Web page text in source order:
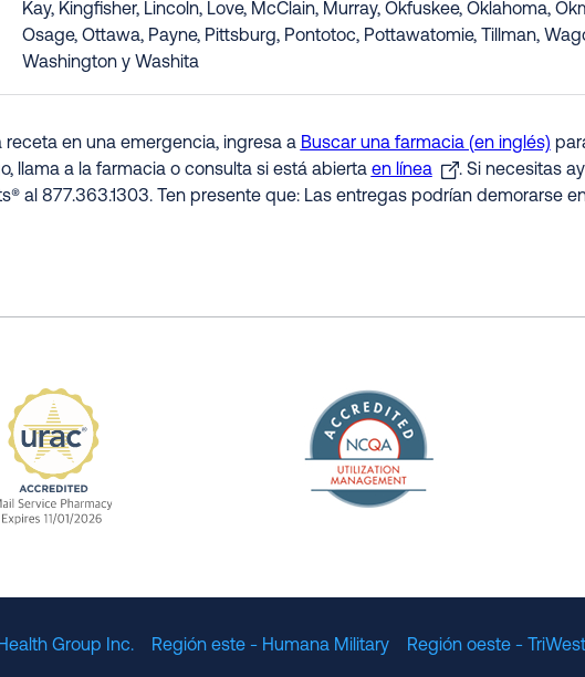
Kay, Kingfisher, Lincoln, Love, McClain, Murray, Okfuskee, Oklahoma,
Osage, Ottawa, Payne, Pittsburg, Pontotoc, Pottawatomie, Tillman,
Washington y Washita
receta en una emergencia, ingresa a Buscar una farmacia (en inglés)
llama a la farmacia o consulta si está abierta en línea
. Si necesitas
al 877.363.1303. Ten presente que: Las entregas podrían demorarse
Group Inc. Región este - Humana Military Región oeste - TriWest